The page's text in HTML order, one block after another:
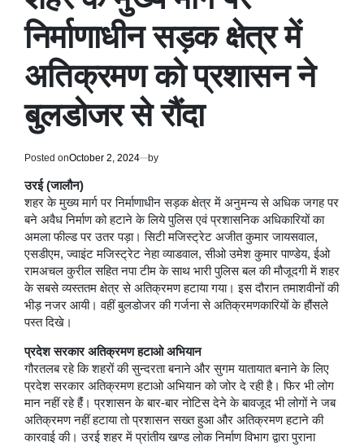
निर्माणाधीन सड़क क्षेत्र में
अतिक्रमण को प्रशासन ने
बुलडोजर से रौंदा
Posted onOctober 2, 2024 by
उरई (जालौन)
शहर के मुख्य मार्ग पर निर्माणाधीन सड़क क्षेत्र में अनुमन्य से अधिक जगह पर
बने अवैध निर्माण को हटाने के लिये पुलिस एवं प्रशासनिक अधिकारियों का
अमला फील्ड पर उतर पड़ा। सिटी मजिस्ट्रेट अजीत कुमार जायसवाल,
एसडीएम, ज्वाइंट मजिस्ट्रेट नेहा व्याडवाल, सीओ उमेश कुमार पाण्डेय, ईओ
रामअचल कुरील सहित नपा टीम के साथ भारी पुलिस बल की मौजूदगी में शहर
के सबसे व्यस्ततम क्षेत्र से अतिक्रमण हटाया गया। इस दौरान तमाशवीनों की
भीड़ नजर आयी। वहीं बुलडोजर की गर्जना से अतिक्रमणकारियों के हौंसले
पस्त दिखे।
प्रदेश सरकार अतिक्रमण हटाओ अभियान
गौरतलब रहे कि शहरों की सुन्दरता बनाने और सुगम यातायात बनाने के लिए
प्रदेश सरकार अतिक्रमण हटाओ अभियान को जोर दे रही है। फिर भी लोग
मान नहीं रहे हैंं। प्रशासन के बार-बार नोटिस देने के बावजूद भी लोगों ने जब
अतिक्रमण नहीं हटाया तो प्रशासन सख्त हुआ और अतिक्रमण हटाने की
कारवाई की। उरई शहर में प्रांतीय खण्ड लोक निर्माण विभाग द्वारा पुराना